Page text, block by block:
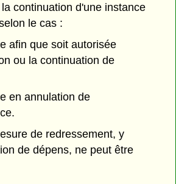
continuation d'une instance
le cas :
afin que soit autorisée
ou la continuation de
en annulation de
de redressement, y
de dépens, ne peut être